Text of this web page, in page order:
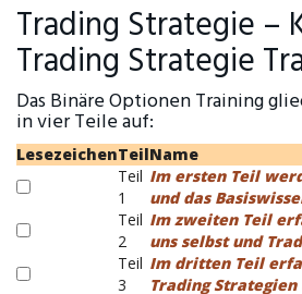
Trading Strategie –
Trading Strategie
Das Binäre Optionen Training
in vier Teile auf:
LesezeichenTeilName
Teil
1
Im ersten Teil
und das
Teil
2
Im zweiten Teil
uns selbst und
Teil
3
Im dritten Teil
Trading Strategien